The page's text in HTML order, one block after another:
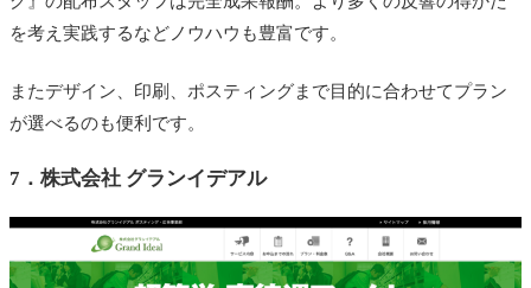
を考え実践するなどノウハウも豊富です。
またデザイン、印刷、ポスティングまで目的に合わせてプラン
が選べるのも便利です。
7． 株式会社 グランイデアル